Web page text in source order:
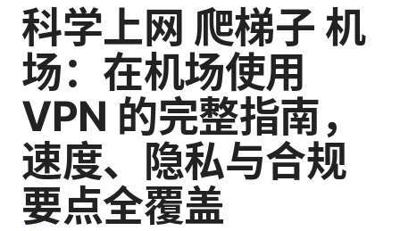
科学上网 爬梯子 机
场：在机场使用
VPN 的完整指南，
速度、隐私与合规
要点全覆盖